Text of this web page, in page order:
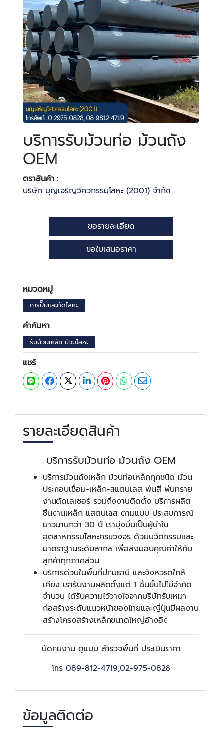
บริการรับม้วนท่อ ม้วนถัง
OEM
ตราสินค้า :
บริษัท บุญเจริญวิศวกรรมโลหะ (2001) จำกัด
ขอรายละเอียด
ขอใบเสนอราคา
หมวดหมู่
การปั๊มและตัดโลหะ
คำค้นหา
รับม้วนเหล็ก ม้วนโลหะ
แชร์
รายละเอียดสินค้า
บริการรับม้วนท่อ ม้วนถัง OEM
บริการม้วนถังเหล็ก ม้วนท่อเหล็กทุกชนิด ม้วน
ประกอบเชื่อม-เหล็ก-สแตนเลส พ่นสี พ่นทราย
งานตัดเลเซอร์ รวมถึงงานติดตั้ง บริการผลิต
ชิ้นงานเหล็ก แสตนเลส ตามแบบ ประสบการณ์
ยาวนานกว่า 30 ปี เรามุ่งมั่นเป็นผู้นำใน
อุตสาหกรรมโลหะครบวงจร ด้วยนวัตกรรมและ
มาตราฐานระดับสากล เพื่อส่งมอบคุณค่าให้กับ
ลูกค้าทุกภาคส่วน
บริการด่วนในพื้นที่ปทุมธานี และจังหวรดใกล้
เคียง เรารับงานผลิตตั้งแต่ 1 ชิ้นขึ้นไปไม่จำกัด
จำนวน ได้รับความไว้วางใจจากบริษัทรับเหมา
ก่อสร้างระดับแนวหน้าของไทยและญี่ปุ่นมีผลงาน
สร้างโครงสร้างเหล็กขนาดใหญ่อ้างอิง
นัดคุยงาน ดูแบบ สำรวจพื้นที่ ประเมินราคา
โทร 089-812-4719,02-975-0828
ข้อมูลติดต่อ